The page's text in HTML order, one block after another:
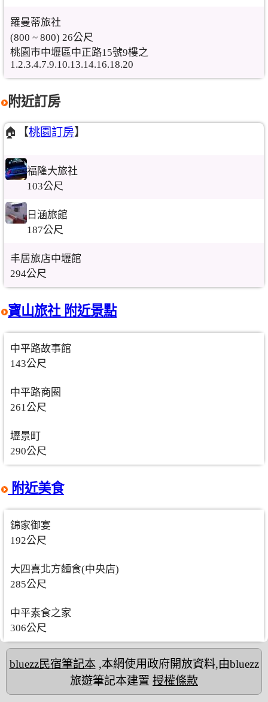
羅曼蒂旅社
(800 ~ 800) 26公尺
桃園市中壢區中正路15號9樓之
1.2.3.4.7.9.10.13.14.16.18.20
附近訂房
🏠【桃園訂房】
福隆大旅社
103公尺
日涵旅館
187公尺
丰居旅店中壢館
294公尺
寶山旅社 附近景點
中平路故事館
143公尺
中平路商圈
261公尺
壢景町
290公尺
附近美食
錦家御宴
192公尺
大四喜北方麵食(中央店)
285公尺
中平素食之家
306公尺
bluezz民宿筆記本,本網使用政府開放資料,由bluezz
旅遊筆記本建置 授權條款